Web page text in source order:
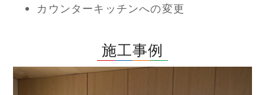
カウンターキッチンへの変更
施工事例